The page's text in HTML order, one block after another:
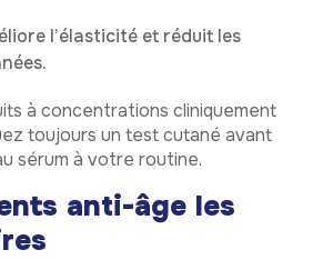
l’élasticité et réduit les
à concentrations cliniquement
toujours un test cutané avant
sérum à votre routine.
anti-âge les